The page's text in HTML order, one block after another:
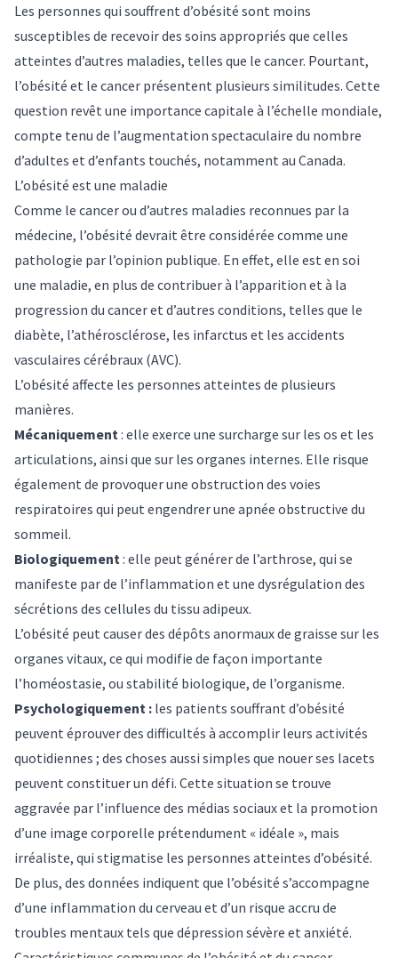
Les personnes qui souffrent d’obésité sont moins
susceptibles de recevoir des soins appropriés que celles
atteintes d’autres maladies, telles que le cancer. Pourtant,
l’obésité et le cancer présentent plusieurs similitudes. Cette
question revêt une importance capitale à l’échelle mondiale,
compte tenu de l’augmentation spectaculaire du nombre
d’adultes et d’enfants touchés, notamment au Canada.
L’obésité est une maladie
Comme le cancer ou d’autres maladies reconnues par la
médecine, l’obésité devrait être considérée comme une
pathologie par l’opinion publique. En effet, elle est en soi
une maladie, en plus de contribuer à l’apparition et à la
progression du cancer et d’autres conditions, telles que le
diabète, l’athérosclérose, les infarctus et les accidents
vasculaires cérébraux (AVC).
L’obésité affecte les personnes atteintes de plusieurs
manières.
Mécaniquement : elle exerce une surcharge sur les os et les
articulations, ainsi que sur les organes internes. Elle risque
également de provoquer une obstruction des voies
respiratoires qui peut engendrer une apnée obstructive du
sommeil.
Biologiquement : elle peut générer de l’arthrose, qui se
manifeste par de l’inflammation et une dysrégulation des
sécrétions des cellules du tissu adipeux.
L’obésité peut causer des dépôts anormaux de graisse sur les
organes vitaux, ce qui modifie de façon importante
l’homéostasie, ou stabilité biologique, de l’organisme.
Psychologiquement : les patients souffrant d’obésité
peuvent éprouver des difficultés à accomplir leurs activités
quotidiennes ; des choses aussi simples que nouer ses lacets
peuvent constituer un défi. Cette situation se trouve
aggravée par l’influence des médias sociauxet la promotion
d’une image corporelle prétendument « idéale », mais
irréaliste, qui stigmatise les personnes atteintes d’obésité.
De plus, des données indiquent que l’obésité s’accompagne
d’une inflammation du cerveau et d’un risque accru de
troubles mentaux tels que dépression sévère et anxiété.